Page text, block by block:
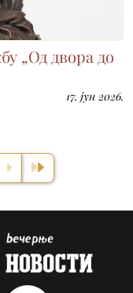
„Од двора до
17. јун 2026.